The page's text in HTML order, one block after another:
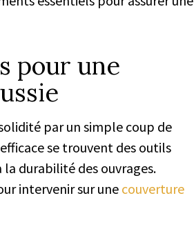
pour une
par un simple coup de
se trouvent des outils
durabilité des ouvrages.
intervenir sur unecouverture